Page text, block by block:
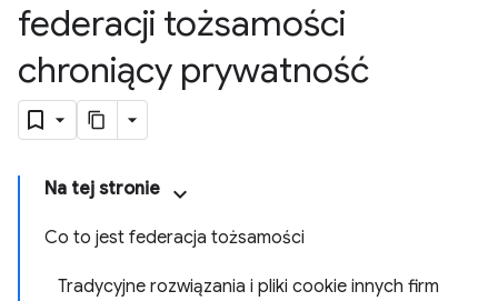
federacji tożsamości
chroniący prywatność
Na tej stronie
Co to jest federacja tożsamości
Tradycyjne rozwiązania i pliki cookie innych firm